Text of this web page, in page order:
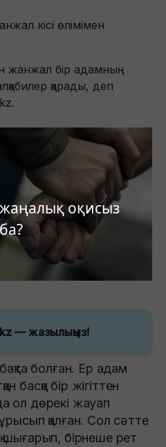
жаңалық оқисыз
ба?
кісі өлімімен
жанжал бір адамның
қарады, деп
— жазылыңыз!
болған. Ер адам
басқа бір жігіттен
ол дөрекі жауап
қалған. Сол сәтте
шығарып, бірнеше рет